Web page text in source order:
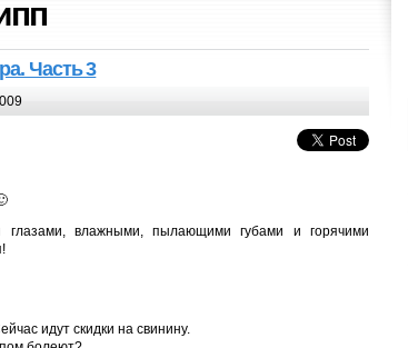
Часть 3
влажными, пылающими губами и горячими
идут скидки на свинину.